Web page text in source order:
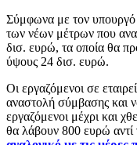
Σύμφωνα με τον
των νέων μέτρων που
δισ. ευρώ, τα οποία θα
ύψους 24 δισ. ευρώ.
Οι εργαζόμενοι σε
αναστολή σύμβασης και
εργαζόμενοι μέχρι και
θα λάβουν 800 ευρώ αντί